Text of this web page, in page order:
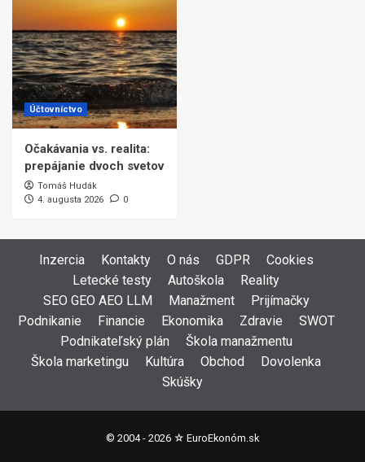
Účtovníctvo
Očakávania vs. realita:
prepájanie dvoch svetov
Tomáš Hudák
4. augusta 2026
0
Inzercia Kontakty O nás GDPR
Cookies
Letecké testy
Autoškola
Reality
SEO GEO AEO LLM
Manažment
Prijímačky
Podnikanie
Financie Ekonomika Zdravie
SWOT
Podnikateľský plán
Škola manažmentu
Škola marketingu
Kultúra Obchod
Dovolenka
Skúšky
© 2004 - 2026 ☆ EuroEkonóm.sk